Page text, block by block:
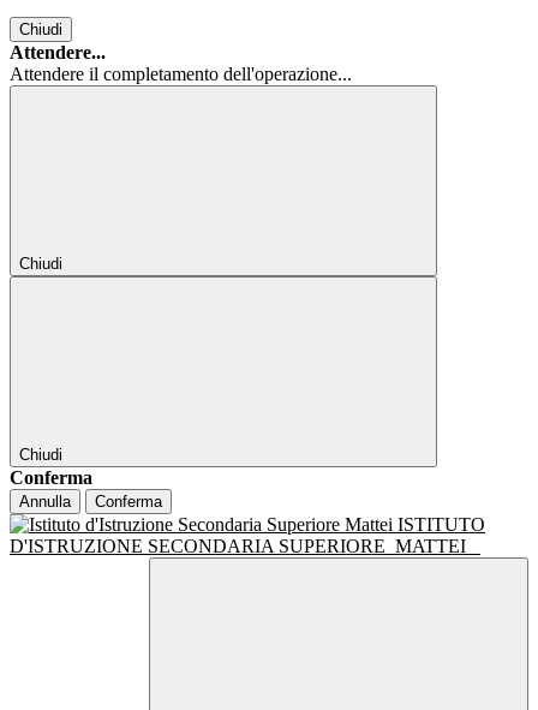
Chiudi
Attendere...
Attendere il completamento dell'operazione...
Chiudi
Chiudi
Conferma
Annulla Conferma
ISTITUTO
D'ISTRUZIONE SECONDARIA SUPERIORE MATTEI